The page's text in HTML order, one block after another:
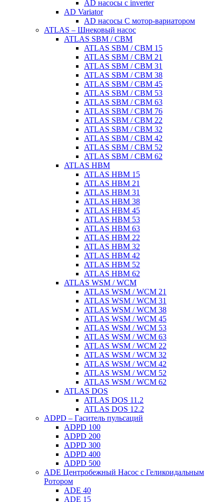
AD насосы с inverter
AD Variator
AD насосы С мотор-вариатором
ATLAS – Шнековый насос
ATLAS SBM / CBM
ATLAS SBM / CBM 15
ATLAS SBM / CBM 21
ATLAS SBM / CBM 31
ATLAS SBM / CBM 38
ATLAS SBM / CBM 45
ATLAS SBM / CBM 53
ATLAS SBM / CBM 63
ATLAS SBM / CBM 76
ATLAS SBM / CBM 22
ATLAS SBM / CBM 32
ATLAS SBM / CBM 42
ATLAS SBM / CBM 52
ATLAS SBM / CBM 62
ATLAS HBM
ATLAS HBM 15
ATLAS HBM 21
ATLAS HBM 31
ATLAS HBM 38
ATLAS HBM 45
ATLAS HBM 53
ATLAS HBM 63
ATLAS HBM 22
ATLAS HBM 32
ATLAS HBM 42
ATLAS HBM 52
ATLAS HBM 62
ATLAS WSM / WCM
ATLAS WSM / WCM 21
ATLAS WSM / WCM 31
ATLAS WSM / WCM 38
ATLAS WSM / WCM 45
ATLAS WSM / WCM 53
ATLAS WSM / WCM 63
ATLAS WSM / WCM 22
ATLAS WSM / WCM 32
ATLAS WSM / WCM 42
ATLAS WSM / WCM 52
ATLAS WSM / WCM 62
ATLAS DOS
ATLAS DOS 11.2
ATLAS DOS 12.2
ADPD – Гаситель пульсаций
ADPD 100
ADPD 200
ADPD 300
ADPD 400
ADPD 500
ADE Центробежный Насос с Геликоидальным
Ротором
ADE 40
ADE 15